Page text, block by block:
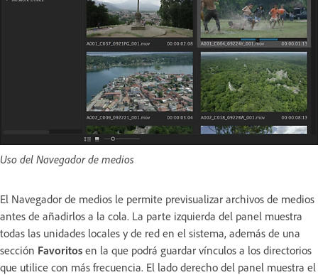
Uso del Navegador de medios
El Navegador de medios le permite previsualizar archivos de medios
antes de añadirlos a la cola. La parte izquierda del panel muestra
todas las unidades locales y de red en el sistema, además de una
sección Favoritos en la que podrá guardar vínculos a los directorios
que utilice con más frecuencia. El lado derecho del panel muestra el